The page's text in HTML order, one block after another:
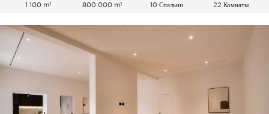
1 100 m² 800 000 m² 10 Спальни 22 Комнаты